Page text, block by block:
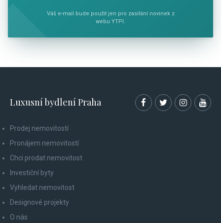
Váš e-mail bude použit jen pro zasílání novinek z
webu YTPI.
Luxusní bydlení Praha
Prodej nemovitostí
Pronájem nemovitostí
Chci prodat nemovitost
Investiční byty
Vyhledat nemovitost
Designové projekty
O nás